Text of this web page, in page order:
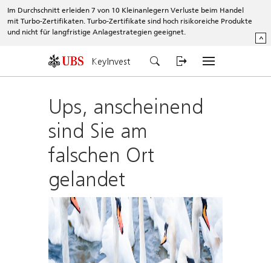
Im Durchschnitt erleiden 7 von 10 Kleinanlegern Verluste beim Handel
mit Turbo-Zertifikaten. Turbo-Zertifikate sind hoch risikoreiche Produkte
und nicht für langfristige Anlagestrategien geeignet.
^
KeyInvest
Ups, anscheinend
sind Sie am
falschen Ort
gelandet